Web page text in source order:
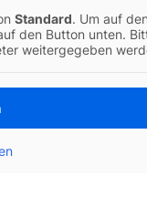
Standard. Um auf den
den Button unten.
weitergegeben